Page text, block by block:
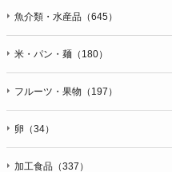
魚介類・水産品（645）
米・パン・麺（180）
フルーツ・果物（197）
卵（34）
加工食品（337）